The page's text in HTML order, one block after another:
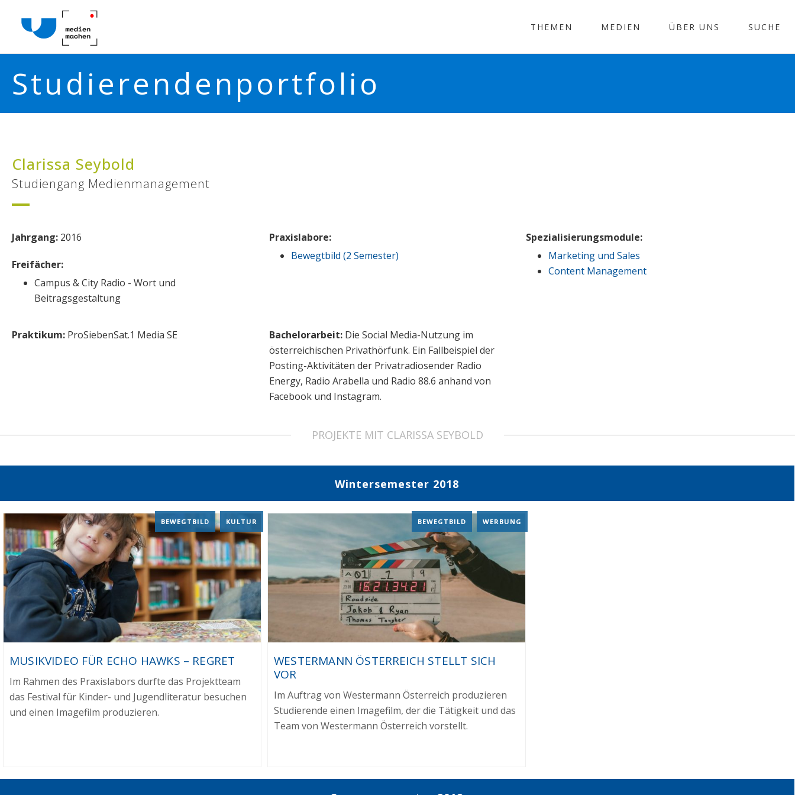
THEMEN MEDIEN ÜBER UNS SUCHE
Studierendenportfolio
Clarissa Seybold
Studiengang Medienmanagement
Jahrgang: 2016
Freifächer:
Campus & City Radio - Wort und
Beitragsgestaltung
Praxislabore:
Bewegtbild (2 Semester)
Spezialisierungsmodule:
Marketing und Sales
Content Management
Praktikum: ProSiebenSat.1 Media SE Bachelorarbeit:Die Social Media-Nutzung im
österreichischen Privathörfunk. Ein Fallbeispiel der
Posting-Aktivitäten der Privatradiosender Radio
Energy, Radio Arabella und Radio 88.6 anhand von
Facebook und Instagram.
PROJEKTE MIT CLARISSA SEYBOLD
Wintersemester 2018
MUSIKVIDEO FÜR ECHO HAWKS – REGRET
BEWEGTBILD , KULTUR
Im Rahmen des Praxislabors durfte das Projektteam
das Festival für Kinder- und Jugendliteratur besuchen
und einen Imagefilm produzieren.
WESTERMANN ÖSTERREICH STELLT SICH
VOR
BEWEGTBILD , WERBUNG
Im Auftrag von Westermann Österreich produzieren
Studierende einen Imagefilm, der die Tätigkeit und das
Team von Westermann Österreich vorstellt.